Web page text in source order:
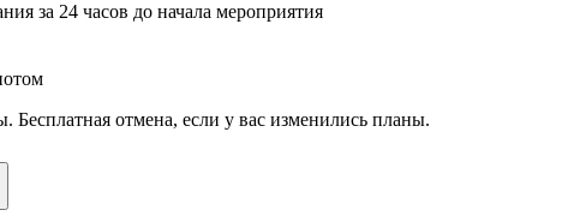
за 24 часов до начала мероприятия
Бесплатная отмена, если у вас изменились планы.